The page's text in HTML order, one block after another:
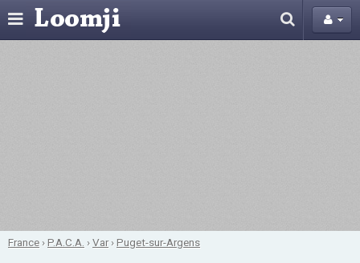
France ›P.A.C.A. ›Var›Puget-sur-Argens